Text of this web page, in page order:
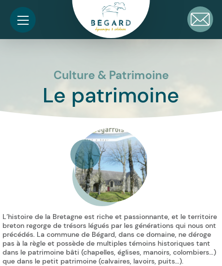
Culture & Patrimoine
Le patrimoine
L’histoire de la Bretagne est riche et passionnante, et le territoire
breton regorge de trésors légués par les générations qui nous ont
précédés. La commune de Bégard, dans ce domaine, ne déroge
pas à la règle et possède de multiples témoins historiques tant
dans le patrimoine bâti (chapelles, églises, manoirs, colombiers…)
que dans le petit patrimoine (calvaires, lavoirs, puits…).